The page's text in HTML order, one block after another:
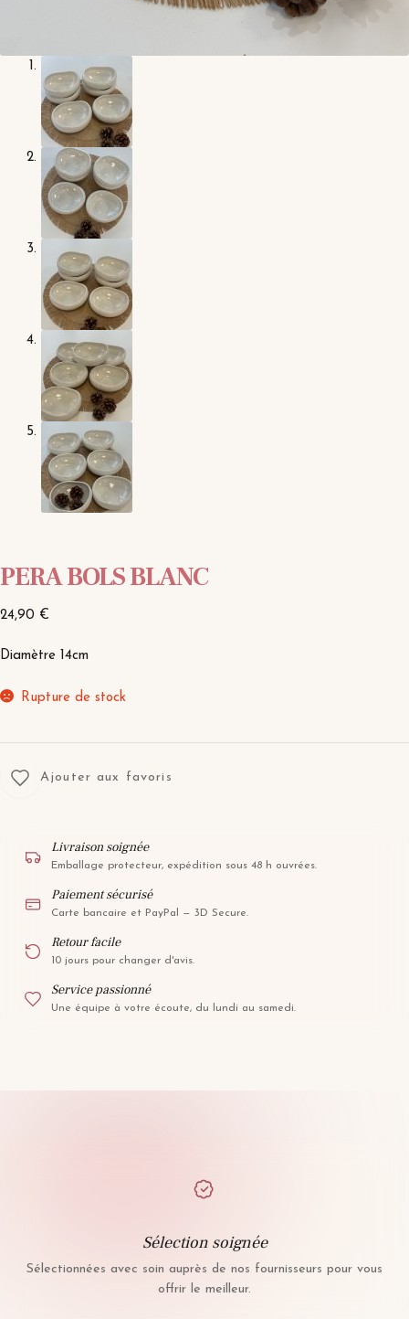
PERA BOLS BLANC
24,90 €
Diamètre 14cm
Rupture de stock
Ajouter aux favoris
Livraison soignée
Emballage protecteur, expédition sous 48 h ouvrées.
Paiement sécurisé
Carte bancaire et PayPal — 3D Secure.
Retour facile
10 jours pour changer d'avis.
Service passionné
Une équipe à votre écoute, du lundi au samedi.
Sélection soignée
Sélectionnées avec soin auprès de nos fournisseurs pour vous
offrir le meilleur.